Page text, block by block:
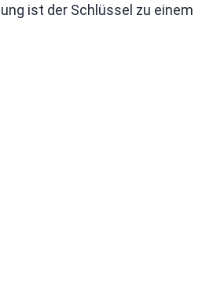
ist der Schlüssel zu einem